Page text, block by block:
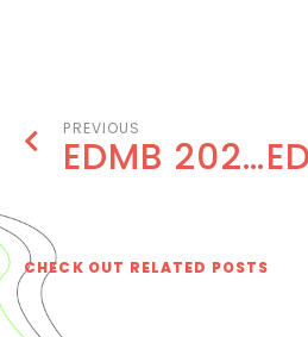
PREVIOUS
EDMB 2020 FOOD STALLS- ALL YOU NEED TO KNOW
CHECK OUT RELATED POSTS